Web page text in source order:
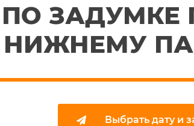
ЗАДУМКЕ
НИЖНЕМУ
Выбрать дату и